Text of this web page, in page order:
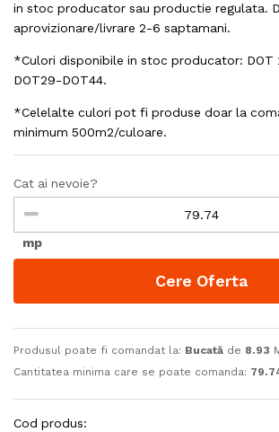
in stoc producator sau productie regulata.
aprovizionare/livrare 2-6 saptamani.
*Culori disponibile in stoc producator: DOT
DOT29-DOT44.
*Celelalte culori pot fi produse doar la
minimum 500m2/culoare.
Cat ai nevoie?
mp
Cere Oferta
Produsul poate fi comandat la: Bucată de 8.93
Cantitatea minima care se poate comanda:
Cod produs: